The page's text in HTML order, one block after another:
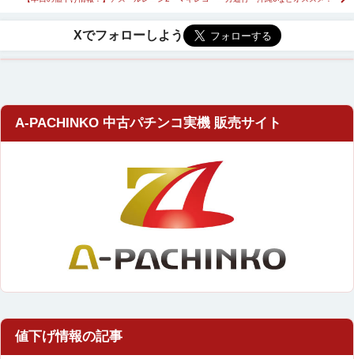
A-PACHINKO 中古パチンコ実機 販売サイト